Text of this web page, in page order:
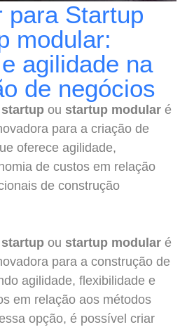
para Startup
modular:
agilidade na
de negócios
ou startup modular é
para a criação de
oferece agilidade,
de custos em relação
de construção
ou startup modular é
para a construção de
agilidade, flexibilidade e
em relação aos métodos
opção, é possível criar